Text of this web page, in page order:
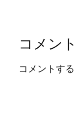
コメント
コメントする